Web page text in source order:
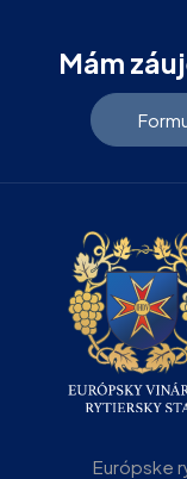
Mám
Európske